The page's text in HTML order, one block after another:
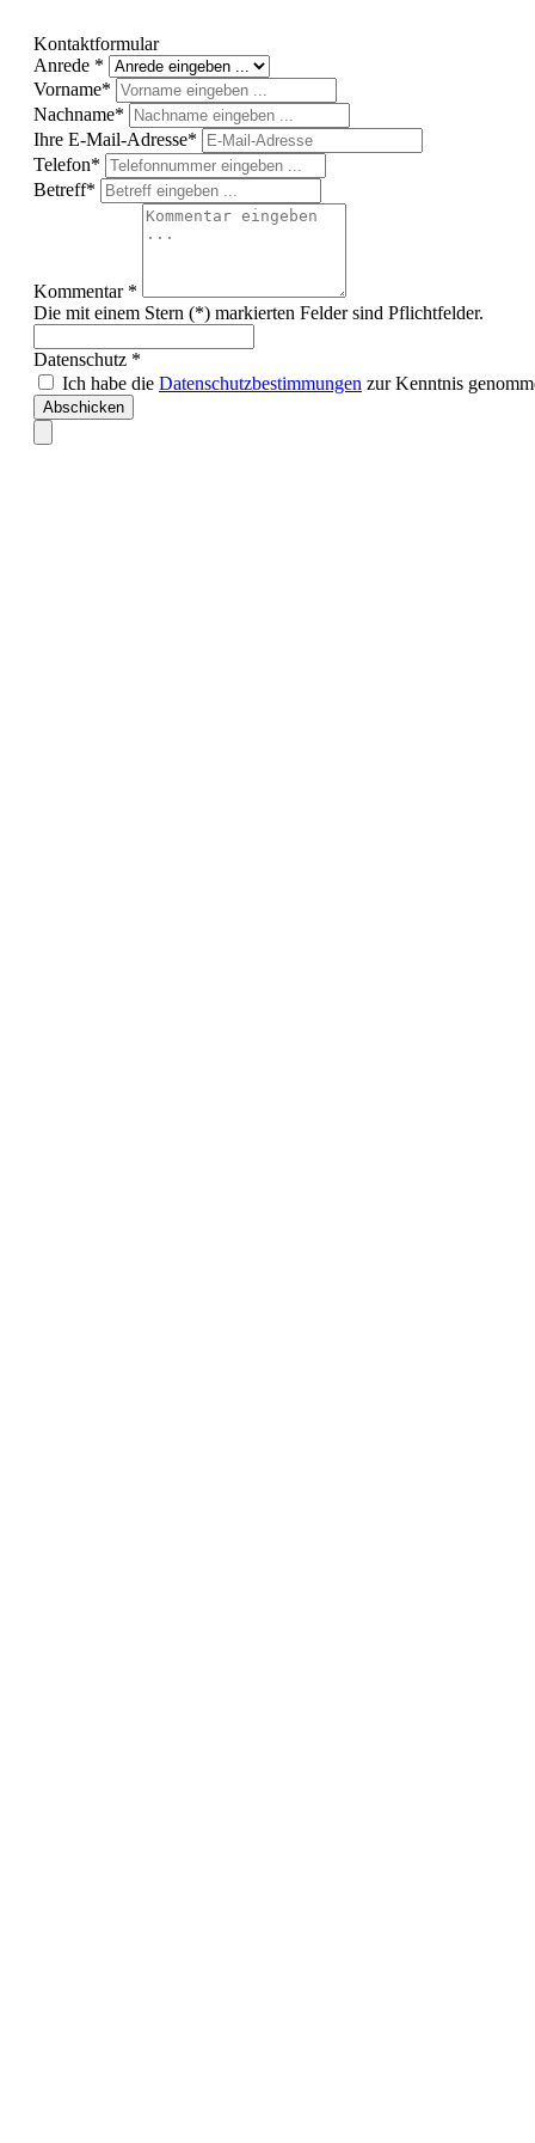
Kontaktformular
Anrede *
Vorname*
Nachname*
Ihre E-Mail-Adresse*
Telefon*
Betreff*
Kommentar *
Die mit einem Stern (*) markierten Felder sind Pflichtfelder.
Datenschutz *
Ich habe die Datenschutzbestimmungen zur Kenntnis
Abschicken